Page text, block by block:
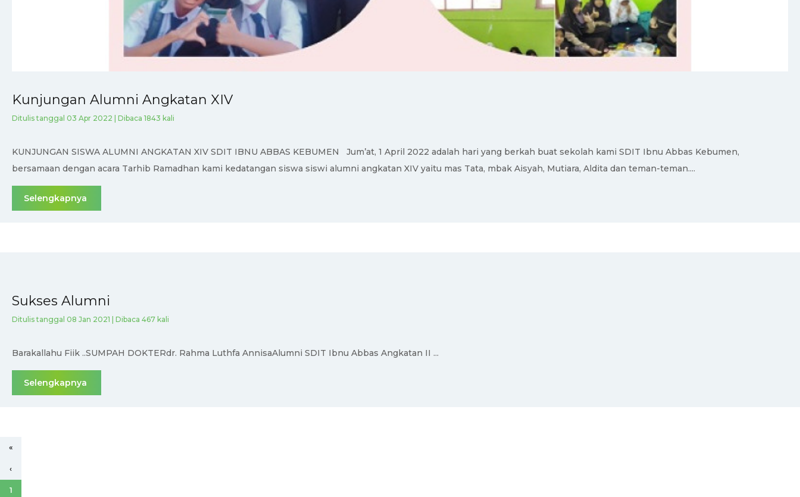
Kunjungan Alumni Angkatan XIV
Ditulis tanggal 03 Apr 2022 | Dibaca 1843 kali
KUNJUNGAN SISWA ALUMNI ANGKATAN XIV SDIT IBNU ABBAS KEBUMEN Jum’at, 1 April 2022 adalah hari yang berkah buat sekolah kami SDIT Ibnu Abbas Kebumen,
bersamaan dengan acara Tarhib Ramadhan kami kedatangan siswa siswi alumni angkatan XIV yaitu mas Tata, mbak Aisyah, Mutiara, Aldita dan teman-teman....
Selengkapnya
Sukses Alumni
Ditulis tanggal 08 Jan 2021 | Dibaca 467 kali
Barakallahu Fiik ..SUMPAH DOKTERdr. Rahma Luthfa AnnisaAlumni SDIT Ibnu Abbas Angkatan II ...
Selengkapnya
«
‹
1